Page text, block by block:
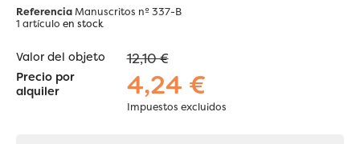
ReferenciaManuscritos nº 337-B
1 artículo en stock
Valor del objeto 12,10 €
Precio por
alquiler
4,24 €
Impuestos excluidos